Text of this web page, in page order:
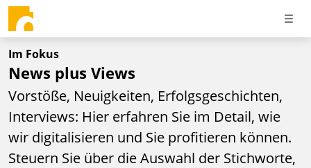
Im Fokus
News plus Views
Vorstöße, Neuigkeiten, Erfolgsgeschichten,
Interviews: Hier erfahren Sie im Detail, wie
wir digitalisieren und Sie profitieren können.
Steuern Sie über die Auswahl der Stichworte,